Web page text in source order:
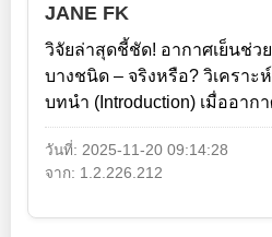
JANE FK
วิจัยล่าสุดชี้ชัด! อากาศเย็นช่
บางชนิด – จริงหรือ? วิเครา
บทนำ (Introduction) เมื่ออากา
วันที่: 2025-11-20 09:14:28
จาก: 1.2.226.212